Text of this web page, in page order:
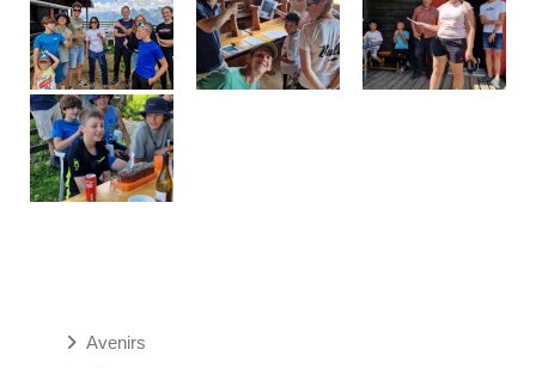
Avenirs